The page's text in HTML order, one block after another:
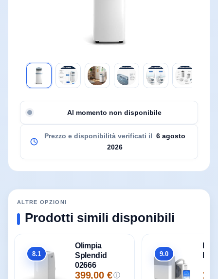
Al momento non disponibile
Prezzo e disponibilità verificati il 6 agosto
2026
ALTRE OPZIONI
Prodotti simili disponibili
Totale
8.1
Olimpia
Splendid
02666
399,00 € ⓘ
Totale
9.0